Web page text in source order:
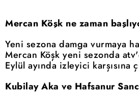
Mercan Köşk ne zaman
Yeni sezona damga vurmaya
Mercan Köşk yeni sezonda
Eylül ayında izleyici karşısına
Kubilay Aka ve Hafsanur